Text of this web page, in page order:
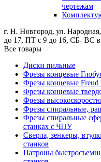
чертежам
г. Н. Новгород, ул.
до 17, ПТ с 9 до 16, СБ- ВС
Все товары
Диски пильные
Фрезы концевые
Фрезы концевые Freud
Фрезы концевые
Фрезы
Фрезы спиральные,
Фрезы спиральные
станках с ЧПУ
Сверла, зенкеры,
станков
Патроны